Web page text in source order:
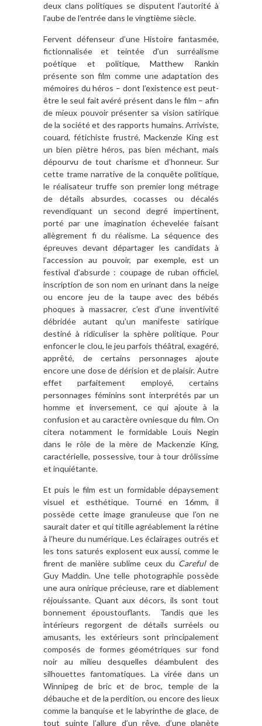
deux clans politiques se disputent l’autorité à
l’aube de l’entrée dans le vingtième siècle.
Fervent défenseur d’une Histoire fantasmée,
fictionnalisée et teintée d’un surréalisme
poétique et politique, Matthew Rankin
présente son film comme une adaptation des
mémoires du héros – dont l’existence est peut-
être le seul fait avéré présent dans le film – afin
de mieux pouvoir présenter sa vision satirique
de la société et des rapports humains. Arriviste,
couard, fétichiste frustré, Mackenzie King est
un bien piètre héros, pas bien méchant, mais
dépourvu de tout charisme et d’honneur. Sur
cette trame narrative de la conquête politique,
le réalisateur truffe son premier long métrage
de détails absurdes, cocasses ou décalés
revendiquant un second degré impertinent,
porté par une imagination échevelée faisant
allègrement fi du réalisme. La séquence des
épreuves devant départager les candidats à
l’accession au pouvoir, par exemple, est un
festival d’absurde : coupage de ruban officiel,
inscription de son nom en urinant dans la neige
ou encore jeu de la taupe avec des bébés
phoques à massacrer, c’est d’une inventivité
débridée autant qu’un manifeste satirique
destiné à ridiculiser la sphère politique. Pour
enfoncer le clou, le jeu parfois théâtral, exagéré,
apprêté, de certains personnages ajoute
encore une dose de dérision et de plaisir. Autre
effet parfaitement employé, certains
personnages féminins sont interprétés par un
homme et inversement, ce qui ajoute à la
confusion et au caractère ovniesque du film. On
citera notamment le formidable Louis Negin
dans le rôle de la mère de Mackenzie King,
caractérielle, possessive, tour à tour drôlissime
et inquiétante.
Et puis le film est un formidable dépaysement
visuel et esthétique. Tourné en 16mm, il
possède cette image granuleuse que l’on ne
saurait dater et qui titille agréablement la rétine
à l’heure du numérique. Les éclairages outrés et
les tons saturés explosent eux aussi, comme le
firent de manière sublime ceux du Carefulde
Guy Maddin. Une telle photographie possède
une aura onirique précieuse, rare et diablement
réjouissante. Quant aux décors, ils sont tout
bonnement époustouflants. Tandis que les
intérieurs regorgent de détails surréels ou
amusants, les extérieurs sont principalement
composés de formes géométriques sur fond
noir au milieu desquelles déambulent des
silhouettes fantomatiques. La virée dans un
Winnipeg de bric et de broc, temple de la
débauche et de la perdition, ou encore des lieux
comme la banquise et le labyrinthe de glace, de
tout suinte l’allure d’un rêve, d’une planète